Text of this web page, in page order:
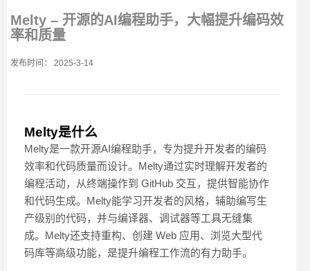
Melty – 开源的AI编程助手，大幅提升编码效
率和质量
发布时间： 2025-3-14
Melty是什么
Melty是一款开源AI编程助手，专为提升开发者的编码
效率和代码质量而设计。Melty通过实时理解开发者的
编程活动，从终端操作到 GitHub 交互，提供智能协作
和代码生成。Melty能学习开发者的风格，辅助编写生
产级别的代码，并与编译器、调试器等工具无缝集
成。Melty还支持重构、创建 Web 应用、浏览大型代
码库等高级功能，是提升编程工作流的有力助手。